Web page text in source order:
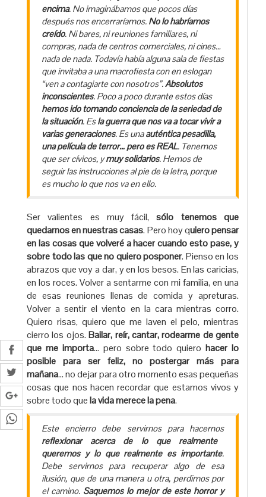
encima. No imaginábamos que pocos días
después nos encerraríamos. No lo habríamos
creído. Ni bares, ni reuniones familiares, ni
compras, nada de centros comerciales, ni cines…
nada de nada. Todavía había alguna sala de fiestas
que invitaba a una macrofiesta con en eslogan
“ven a contagiarte con nosotros”.Absolutos
inconscientes. Poco a poco durante estos días
hemos ido tomando conciencia de la seriedad de
la situación. Esla guerra que nos va a tocar vivir a
varias generaciones. Es unaauténtica pesadilla,
una película de terror… pero es REAL. Tenemos
que ser cívicos, ymuy solidarios. Hemos de
seguir las instrucciones al pie de la letra, porque
es mucho lo que nos va en ello.
Ser valientes es muy fácil,sólo tenemos que
quedarnos en nuestras casas. Pero hoy quiero pensar
en las cosas que volveré a hacer cuando esto pase, y
sobre todo las que no quiero posponer. Pienso en los
abrazos que voy a dar, y en los besos. En las caricias,
en los roces. Volver a sentarme con mi familia, en una
de esas reuniones llenas de comida y apreturas.
Volver a sentir el viento en la cara mientras corro.
Quiero risas, quiero que me laven el pelo, mientras
cierro los ojos.Bailar, reír, cantar, rodearme de gente
que me importa… pero sobre todo quierohacer lo
posible para ser feliz, no postergar más para
mañana… no dejar para otro momento esas pequeñas
cosas que nos hacen recordar que estamos vivos y
sobre todo quela vida merece la pena.
Este encierro debe servirnos para hacernos
reflexionar acerca de lo que realmente
queremos y lo que realmente es importante.
Debe servirnos para recuperar algo de esa
ilusión, que de una manera u otra, perdimos por
el camino. Saquemos lo mejor de este horror y